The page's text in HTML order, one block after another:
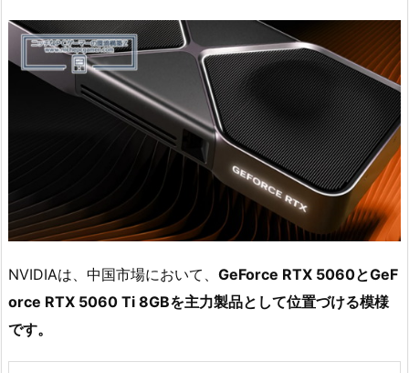
NVIDIAは、中国市場において、 GeForce RTX 5060とGeF
orce RTX 5060 Ti 8GBを主力製品として位置づける模様
です。